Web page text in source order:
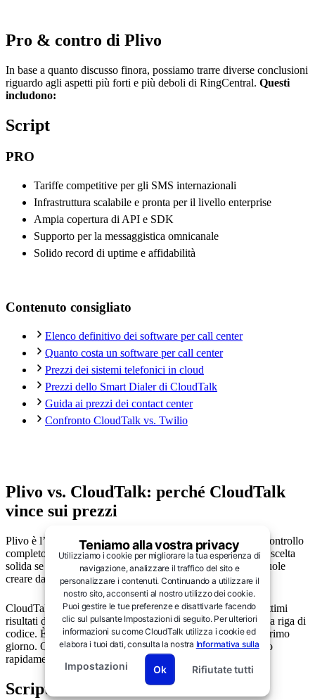
Pro & contro di Plivo
In base a quanto discusso finora, possiamo trarre diverse conclusioni
riguardo agli aspetti più forti e più deboli di RingCentral. Questi
includono:
Script
PRO
Tariffe competitive per gli SMS internazionali
Infrastruttura scalabile e pronta per il livello enterprise
Ampia copertura di API e SDK
Supporto per la messaggistica omnicanale
Solido record di uptime e affidabilità
Contenuto consigliato
Elenco definitivo dei software per call center
Quanto costa un software per call center
Prezzi dei sistemi telefonici in cloud
Prezzi dello Smart Dialer di CloudTalk
Guida ai prezzi dei contact center
Confronto CloudTalk vs. Twilio
Plivo vs. CloudTalk: perché CloudTalk
vince sui prezzi
Plivo è l’ideale per i team di sviluppatori che desiderano il controllo
completo sulle proprie API per voce e messaggistica. È una scelta
solida se il tuo team ha competenze di programmazione e vuole
creare da zero un sistema di comunicazione personalizzato.
CloudTalk è perfetto per le aziende che vogliono ottenere ottimi
risultati dal proprio sistema telefonico senza scrivere una sola riga di
codice. È progettato per essere facilissimo da usare fin dal primo
giorno. Questo significa che il tuo team può essere operativo
rapidamente e iniziare a vedere i primi risultati fin da subito:
Script
Teniamo alla vostra privacy
Utilizziamo i cookie per migliorare la tua esperienza di
navigazione, analizzare il traffico del sito e
personalizzare i contenuti. Continuando a utilizzare il
nostro sito, acconsenti al nostro utilizzo dei cookie.
Puoi gestire le tue preferenze e disattivarle facendo
clic sul pulsante Impostazioni di seguito. Per ulteriori
informazioni su come CloudTalk utilizza i cookie ed
elabora i tuoi dati, consulta la nostra Informativa sulla
privacy →.
Ok Rifiutate tutti
Impostazioni